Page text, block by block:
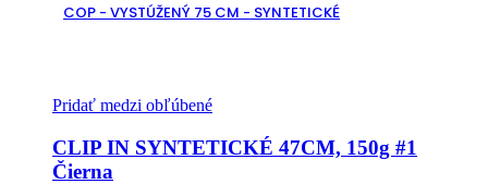
COP - VYSTÚŽENÝ 75 CM - SYNTETICKÉ
Pridať medzi obľúbené
CLIP IN SYNTETICKÉ 47CM, 150g #1
Čierna